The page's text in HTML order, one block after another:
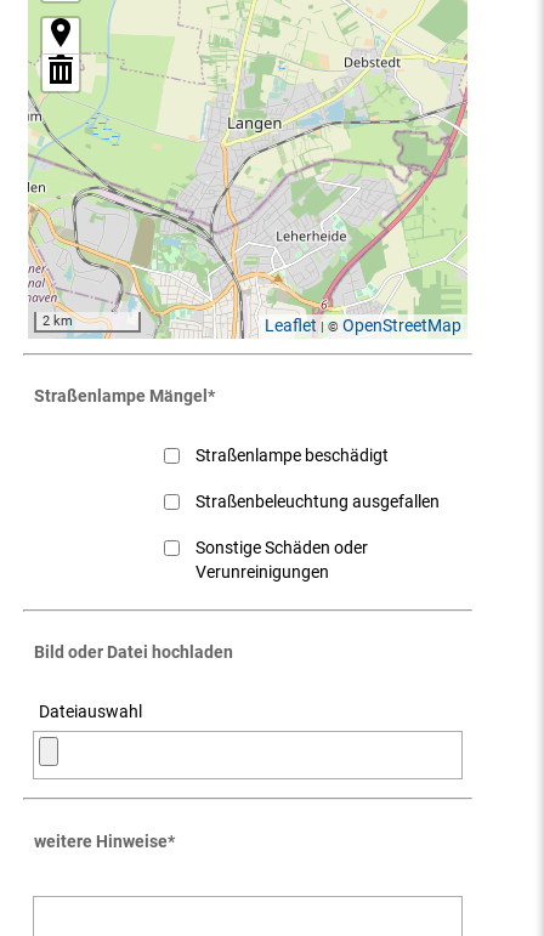
2 km Leaflet| © OpenStreetMap
Straßenlampe Mängel*
Straßenlampe beschädigt
Straßenbeleuchtung ausgefallen
Sonstige Schäden oder
Verunreinigungen
Bild oder Datei hochladen
Dateiauswahl
weitere Hinweise*